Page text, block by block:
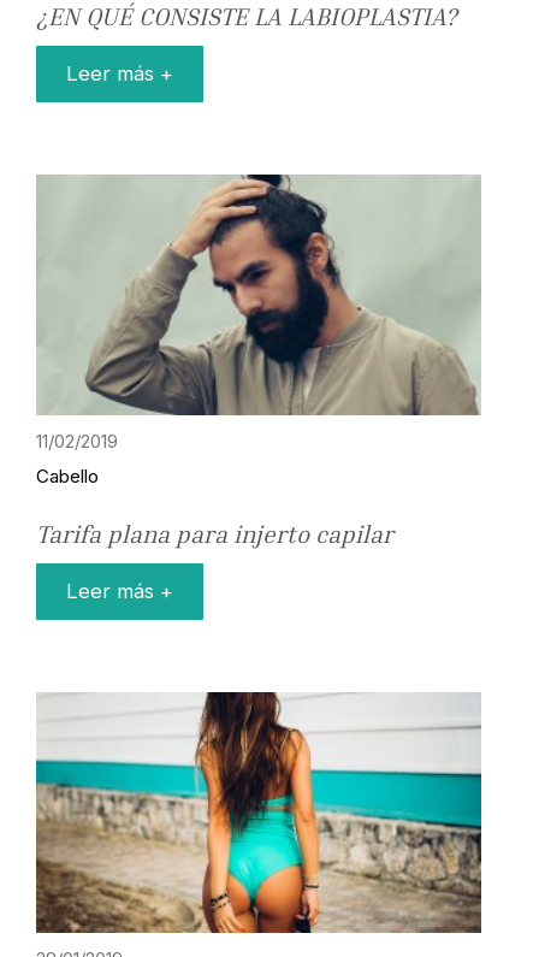
¿EN QUÉ CONSISTE LA LABIOPLASTIA?
Leer más +
11/02/2019
Cabello
Tarifa plana para injerto capilar
Leer más +